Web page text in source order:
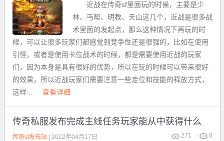
近战在传奇sf里面玩的时候，主要是少
林、丐帮、明教、天山这几个，近战是很多战
术里面的发起点，那么这种情况下再玩的时
候，可以让很多玩家们都感觉到竞争性还是很强的，比如在使用
引怪，或者是使用卡位战术的时候，都是需要使用近战的玩家
们，因为本身是具有很好的优势，所以在玩的时候可以带来很好
的效果，所以近战玩家们需要注意一些走位和技能的释放方式，
这样...
查看详细
传奇私服发布完成主线任务玩家能从中获得什么
271 0
传奇sf发布站 | 2022年04月17日